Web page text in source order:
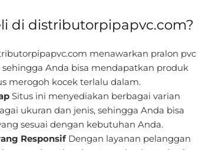
di distributorpipapvc.com?
menawarkan pralon pvc
Anda bisa mendapatkan produk
merogoh kocek terlalu dalam.
Situs ini menyediakan berbagai varian
ukuran dan jenis, sehingga Anda bisa
sesuai dengan kebutuhan Anda.
Responsif Dengan layanan pelanggan